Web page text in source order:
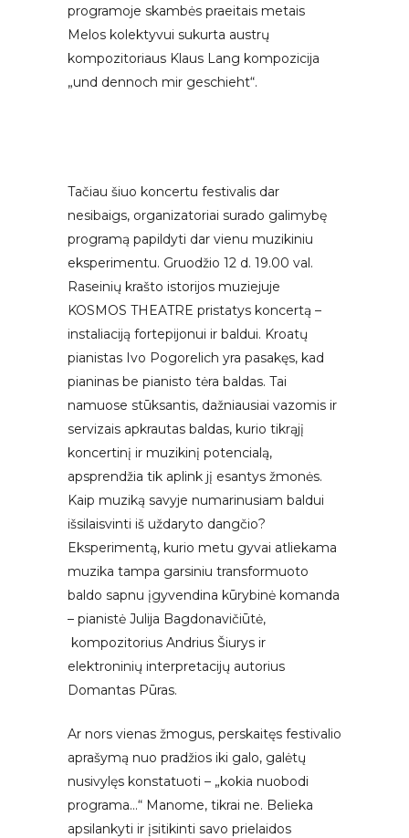
programoje skambės praeitais metais
Melos kolektyvui sukurta austrų
kompozitoriaus Klaus Lang kompozicija
„und dennoch mir geschieht“.
Tačiau šiuo koncertu festivalis dar
nesibaigs, organizatoriai surado galimybę
programą papildyti dar vienu muzikiniu
eksperimentu. Gruodžio 12 d. 19.00 val.
Raseinių krašto istorijos muziejuje
KOSMOS THEATRE pristatys koncertą –
instaliaciją fortepijonui ir baldui. Kroatų
pianistas Ivo Pogorelich yra pasakęs, kad
pianinas be pianisto tėra baldas. Tai
namuose stūksantis, dažniausiai vazomis ir
servizais apkrautas baldas, kurio tikrąjį
koncertinį ir muzikinį potencialą,
apsprendžia tik aplink jį esantys žmonės.
Kaip muziką savyje numarinusiam baldui
išsilaisvinti iš uždaryto dangčio?
Eksperimentą, kurio metu gyvai atliekama
muzika tampa garsiniu transformuoto
baldo sapnu įgyvendina kūrybinė komanda
– pianistė Julija Bagdonavičiūtė,
kompozitorius Andrius Šiurys ir
elektroninių interpretacijų autorius
Domantas Pūras.
Ar nors vienas žmogus, perskaitęs festivalio
aprašymą nuo pradžios iki galo, galėtų
nusivylęs konstatuoti – „kokia nuobodi
programa…“ Manome, tikrai ne. Belieka
apsilankyti ir įsitikinti savo prielaidos